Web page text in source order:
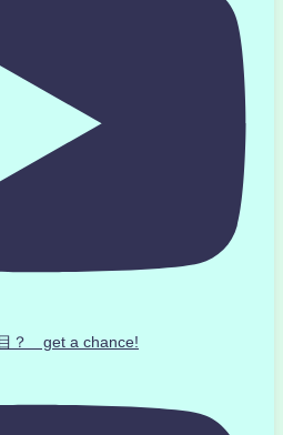
？ get a chance!